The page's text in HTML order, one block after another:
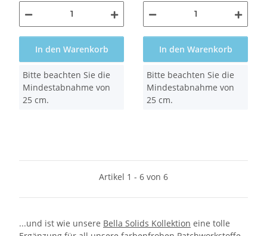
In den Warenkorb
x
Bitte beachten Sie die
Mindestabnahme von
25 cm.
In den Warenkorb
x
Bitte beachten Sie die
Mindestabnahme von
25 cm.
Artikel 1 - 6 von 6
...und ist wie unsere Bella Solids Kollektion eine tolle